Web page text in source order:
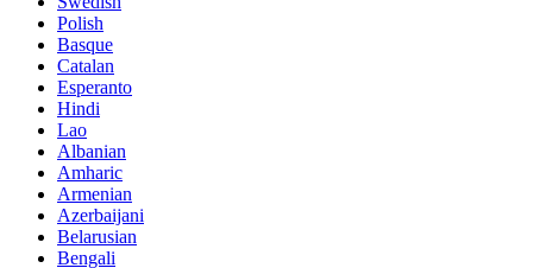
Polish
Basque
Catalan
Esperanto
Hindi
Lao
Albanian
Amharic
Armenian
Azerbaijani
Belarusian
Bengali